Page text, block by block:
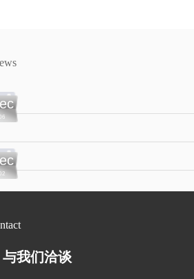
与我们洽谈